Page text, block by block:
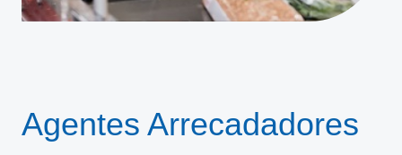
Agentes Arrecadadores